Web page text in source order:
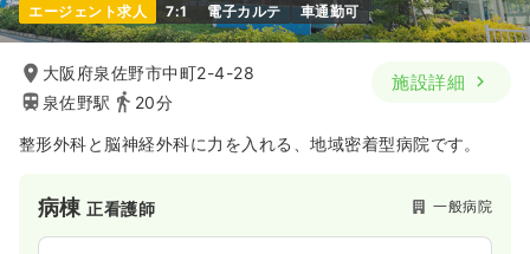
エージェント求人 7:1 電子カルテ 車通勤可
大阪府泉佐野市中町2-4-28
泉佐野駅
20分
施設詳細
整形外科と脳神経外科に力を入れる、地域密着型病院です。
病棟正看護師 一般病院